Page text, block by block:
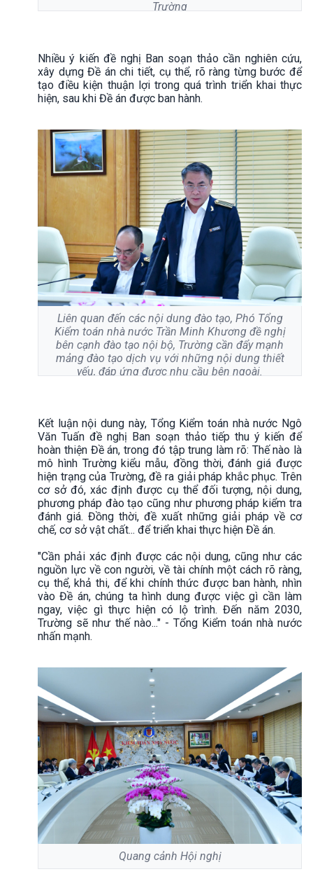
Trường
Nhiều ý kiến đề nghị Ban soạn thảo cần nghiên cứu,
xây dựng Đề án chi tiết, cụ thể, rõ ràng từng bước để
tạo điều kiện thuận lợi trong quá trình triển khai thực
hiện, sau khi Đề án được ban hành.
Liên quan đến các nội dung đào tạo, Phó Tổng
Kiểm toán nhà nước Trần Minh Khương đề nghị
bên cạnh đào tạo nội bộ, Trường cần đẩy mạnh
mảng đào tạo dịch vụ với những nội dung thiết
yếu, đáp ứng được nhu cầu bên ngoài.
Kết luận nội dung này, Tổng Kiểm toán nhà nước Ngô
Văn Tuấn đề nghị Ban soạn thảo tiếp thu ý kiến để
hoàn thiện Đề án, trong đó tập trung làm rõ: Thế nào là
mô hình Trường kiểu mẫu, đồng thời, đánh giá được
hiện trạng của Trường, đề ra giải pháp khắc phục. Trên
cơ sở đó, xác định được cụ thể đối tượng, nội dung,
phương pháp đào tạo cũng như phương pháp kiểm tra
đánh giá. Đồng thời, đề xuất những giải pháp về cơ
chế, cơ sở vật chất... để triển khai thực hiện Đề án.
"Cần phải xác định được các nội dung, cũng như các
nguồn lực về con người, về tài chính một cách rõ ràng,
cụ thể, khả thi, để khi chính thức được ban hành, nhìn
vào Đề án, chúng ta hình dung được việc gì cần làm
ngay, việc gì thực hiện có lộ trình. Đến năm 2030,
Trường sẽ như thế nào..." - Tổng Kiểm toán nhà nước
nhấn mạnh.
Quang cảnh Hội nghị